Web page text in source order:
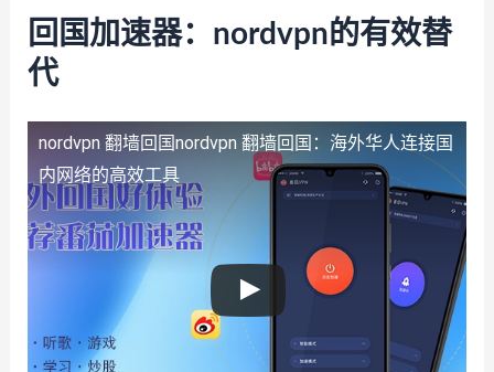
回国加速器：nordvpn的有效替
代
nordvpn 翻墙回国nordvpn 翻墙回国：海外华人连接国
内网络的高效工具